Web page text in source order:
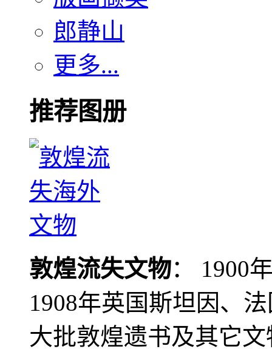
郎静山
更多...
推荐图册
敦煌流失文物： 1900
1908年英国斯坦因、
大批敦煌遗书及其它